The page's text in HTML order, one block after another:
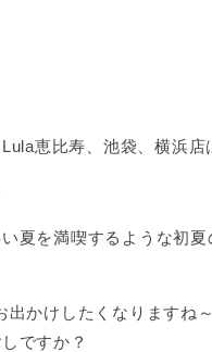
Lula恵比寿、池袋、横浜
夏を満喫するような初夏
かけしたくなりますね～
ですか？